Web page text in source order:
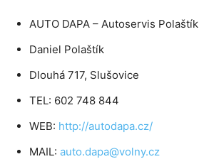
AUTO DAPA – Autoservis Polaštík
Daniel Polaštík
Dlouhá 717, Slušovice
TEL: 602 748 844
WEB: http://autodapa.cz/
MAIL: auto.dapa@volny.cz